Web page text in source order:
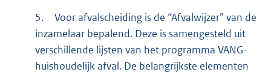
5.
Voor afvalscheiding is de “Afvalwijzer” van de
inzamelaar bepalend. Deze is samengesteld uit
verschillende lijsten van het programma VANG-
huishoudelijk afval. De belangrijkste elementen